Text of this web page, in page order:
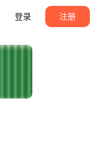
登录 注册
关注